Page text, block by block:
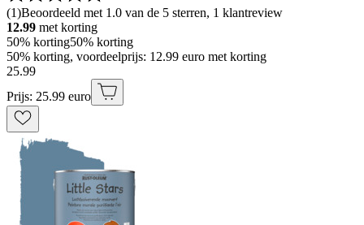
(1)Beoordeeld met 1.0 van de 5 sterren, 1 klantreview
12.99 met korting
50% korting50% korting
50% korting, voordeelprijs: 12.99 euro met korting
25.99
Prijs: 25.99 euro